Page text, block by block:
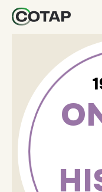
Terug